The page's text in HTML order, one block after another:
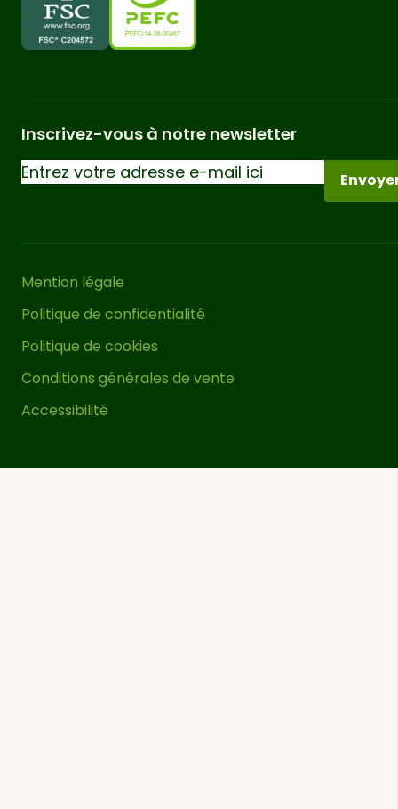
Inscrivez-vous à notre newsletter
Mention légale
Politique de confidentialité
Politique de cookies
Conditions générales de vente
Accessibilité